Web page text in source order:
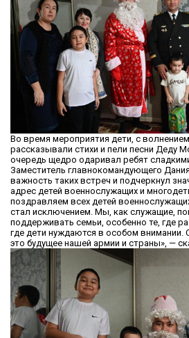
Во время мероприятия дети, с
рассказывали стихи и пели песни Деду
очередь щедро одаривал ребят
Заместитель главнокомандующего
важность таких встреч и подчеркнул
адрес детей военнослужащих и
поздравляем всех детей
стал исключением. Мы, как служащие,
поддерживать семьи, особенно те, где
где дети нуждаются в особом внимании.
это будущее нашей армии и страны», —